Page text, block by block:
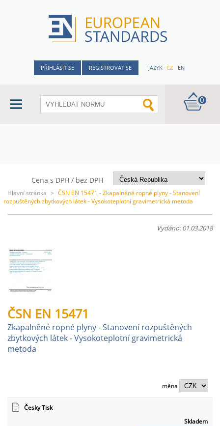
PŘIHLÁSIT SE REGISTROVAT SE JAZYK CZ EN
0
Cena s DPH / bez DPH
Hlavní stránka > ČSN EN 15471 - Zkapalněné ropné plyny - Stanovení
rozpuštěných zbytkových látek - Vysokoteplotní gravimetrická metoda
Vydáno: 01.03.2018
ČSN EN 15471
Zkapalněné ropné plyny - Stanovení rozpuštěných
zbytkových látek - Vysokoteplotní gravimetrická
metoda
měna
Česky Tisk
Skladem